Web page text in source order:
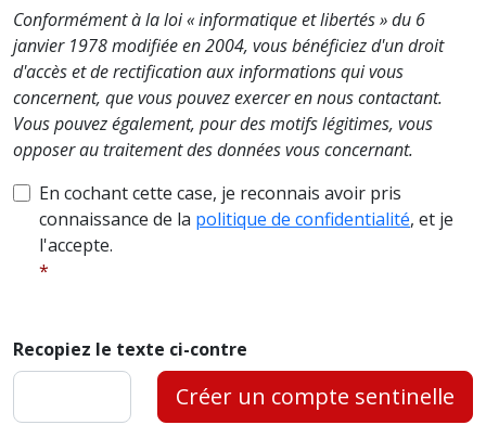
Conformément à la loi « informatique et libertés » du 6
janvier 1978 modifiée en 2004, vous bénéficiez d'un droit
d'accès et de rectification aux informations qui vous
concernent, que vous pouvez exercer en nous contactant.
Vous pouvez également, pour des motifs légitimes, vous
opposer au traitement des données vous concernant.
En cochant cette case, je reconnais avoir pris
connaissance de la politique de confidentialité, et je
l'accepte.
Recopiez le texte ci-contre
Créer un compte sentinelle